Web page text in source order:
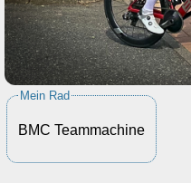
Mein Rad
BMC Teammachine